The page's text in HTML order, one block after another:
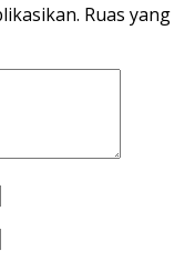
Ruas yang